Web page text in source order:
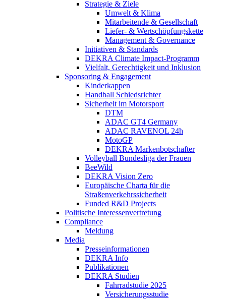
Strategie & Ziele
Umwelt & Klima
Mitarbeitende & Gesellschaft
Liefer- & Wertschöpfungskette
Management & Governance
Initiativen & Standards
DEKRA Climate Impact-Programm
Vielfalt, Gerechtigkeit und Inklusion​
Sponsoring & Engagement
Kinderkappen
Handball Schiedsrichter
Sicherheit im Motorsport
DTM
ADAC GT4 Germany
ADAC RAVENOL 24h
MotoGP
DEKRA Markenbotschafter
Volleyball Bundesliga der Frauen
BeeWild
DEKRA Vision Zero
Europäische Charta für die
Straßenverkehrssicherheit
Funded R&D Projects
Politische Interessenvertretung
Compliance
Meldung
Media
Presseinformationen
DEKRA Info
Publikationen
DEKRA Studien
Fahrradstudie 2025
Versicherungsstudie